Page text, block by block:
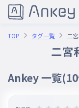
TOP タグ一覧 二
二宮
Ankey 一覧